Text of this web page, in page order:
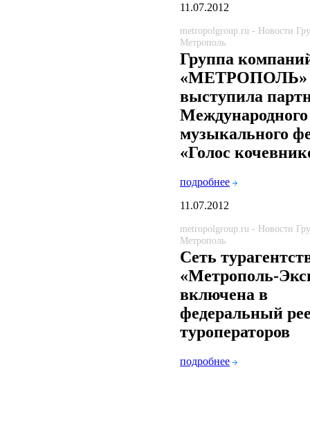
11.07.2012
metropolgroup.ru - Новости
Метрополь
Группа
«МЕТРОПОЛЬ»
выступила
Международного
музыкального
«Голос
подробнее
11.07.2012
metropolgroup.ru - Новости
Метрополь
Сеть
«Метрополь-
включена в
федеральный
туроператоров
подробнее